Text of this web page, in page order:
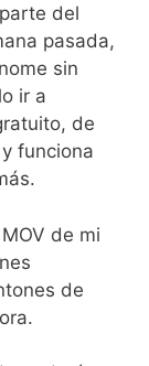
del
pasada,
sin
ir a
de
funciona
de mi
de